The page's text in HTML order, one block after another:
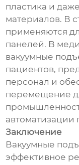
пластика и
материалов. В
применяются
панелей. В
вакуумные
пациентов,
персонал и
перемещение
автоматизации
Заключение
Вакуумные
эффективное